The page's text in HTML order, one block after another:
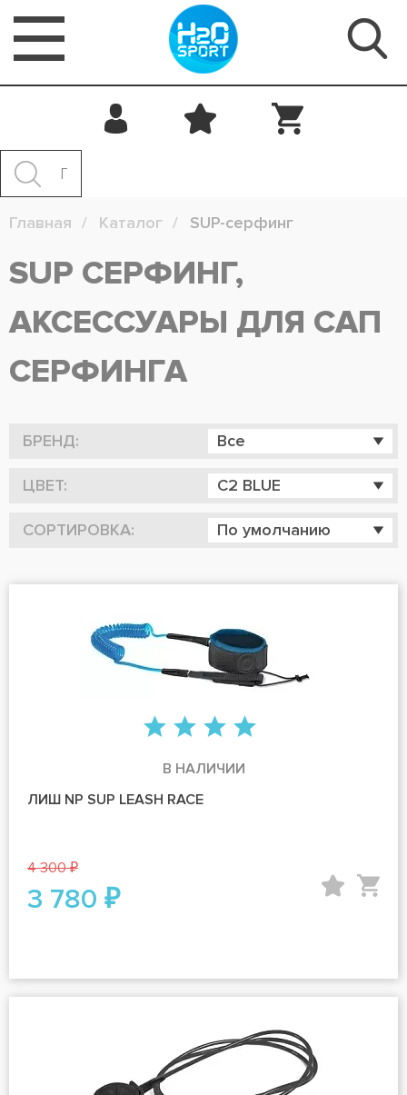
Главная Каталог SUP-серфинг
SUP СЕРФИНГ,
АКСЕССУАРЫ ДЛЯ САП
СЕРФИНГА
БРЕНД: Все
ЦВЕТ: C2 BLUE
СОРТИРОВКА: По умолчанию
В НАЛИЧИИ
ЛИШ NP SUP LEASH RACE
4 300 ₽
3 780 ₽